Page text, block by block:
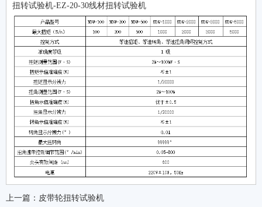
扭转试验机-EZ-20-30线材扭转试验机
上一篇： 皮带轮扭转试验机